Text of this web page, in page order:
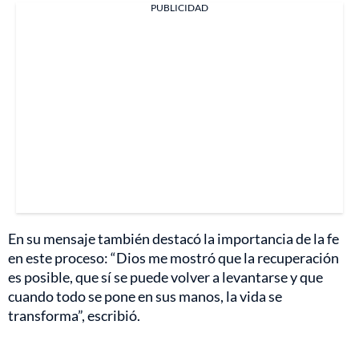
PUBLICIDAD
En su mensaje también destacó la importancia de la fe
en este proceso: “Dios me mostró que la recuperación
es posible, que sí se puede volver a levantarse y que
cuando todo se pone en sus manos, la vida se
transforma”, escribió.